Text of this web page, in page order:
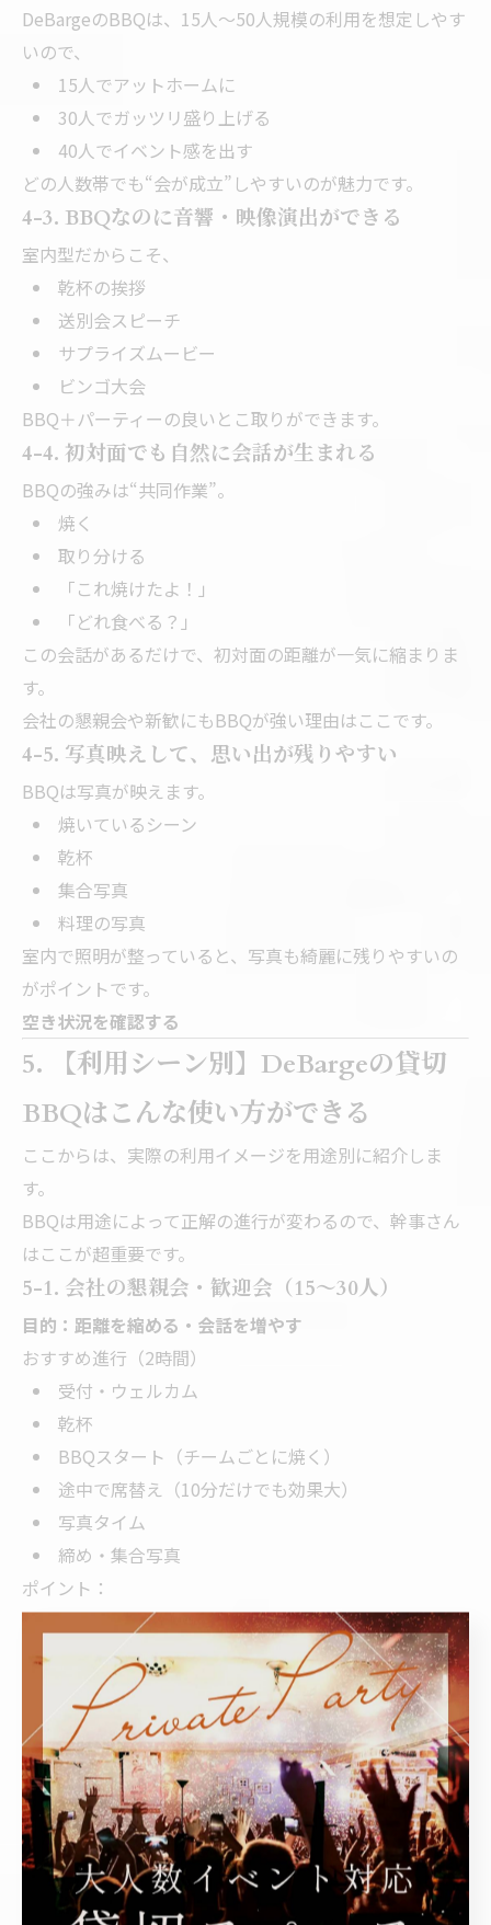
DeBargeのBBQは、15人〜50人規模の利用を想定しやす
いので、
15人でアットホームに
30人でガッツリ盛り上げる
40人でイベント感を出す
どの人数帯でも“会が成立”しやすいのが魅力です。
4-3. BBQなのに音響・映像演出ができる
室内型だからこそ、
乾杯の挨拶
送別会スピーチ
サプライズムービー
ビンゴ大会
BBQ＋パーティーの良いとこ取りができます。
4-4. 初対面でも自然に会話が生まれる
BBQの強みは“共同作業”。
焼く
取り分ける
「これ焼けたよ！」
「どれ食べる？」
この会話があるだけで、初対面の距離が一気に縮まりま
す。
会社の懇親会や新歓にもBBQが強い理由はここです。
4-5. 写真映えして、思い出が残りやすい
BBQは写真が映えます。
焼いているシーン
乾杯
集合写真
料理の写真
室内で照明が整っていると、写真も綺麗に残りやすいの
がポイントです。
空き状況を確認する
5. 【利用シーン別】DeBargeの貸切
BBQはこんな使い方ができる
ここからは、実際の利用イメージを用途別に紹介しま
す。
BBQは用途によって正解の進行が変わるので、幹事さん
はここが超重要です。
5-1. 会社の懇親会・歓迎会（15〜30人）
目的：距離を縮める・会話を増やす
おすすめ進行（2時間）
受付・ウェルカム
乾杯
BBQスタート（チームごとに焼く）
途中で席替え（10分だけでも効果大）
写真タイム
締め・集合写真
ポイント：
役職や部署が混ざるように焼き場を分けると、交流が爆
発的に増えます。
5-2. 送別会（20〜40人）
目的：感動と盛り上がりの両立
おすすめ進行（2時間）
乾杯
BBQ歓談（前半）
主役ムービー上映（室内型の強み）
スピーチ＆プレゼント